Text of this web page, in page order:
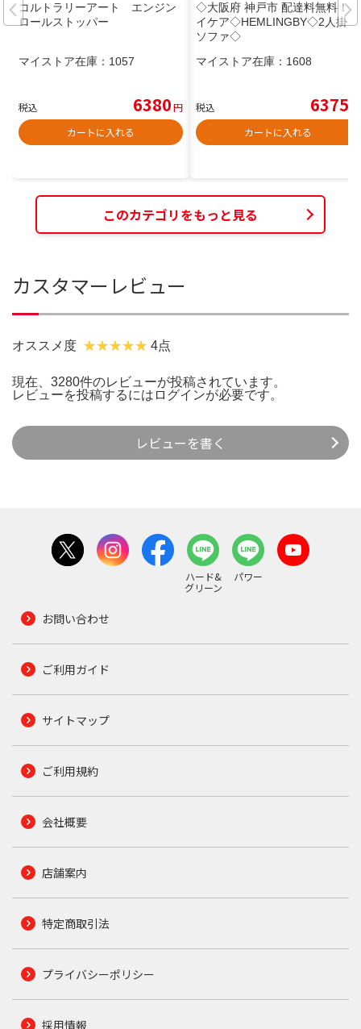
コルトラリーアート エンジン
ロールストッパー
マイストア在庫： 1057
税込 6380円
カートに入れる
◇大阪府 神戸市 配達料無料！◇
イケア◇HEMLINGBY◇2人掛け
ソファ◇
マイストア在庫： 1608
税込 6375
カートに入れる
このカテゴリをもっと見る
カスタマーレビュー
オススメ度 4点
現在、3280件のレビューが投稿されています。
レビューを投稿するには ログインが必要です。
レビューを書く
ハード&
グリーン
パワー
お問い合わせ
ご利用ガイド
サイトマップ
ご利用規約
会社概要
店舗案内
特定商取引法
プライバシーポリシー
採用情報